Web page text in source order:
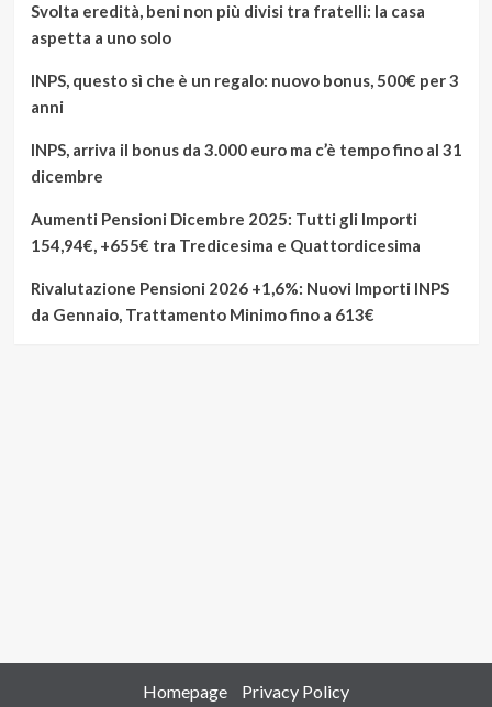
Svolta eredità, beni non più divisi tra fratelli: la casa
aspetta a uno solo
INPS, questo sì che è un regalo: nuovo bonus, 500€ per 3
anni
INPS, arriva il bonus da 3.000 euro ma c’è tempo fino al 31
dicembre
Aumenti Pensioni Dicembre 2025: Tutti gli Importi
154,94€, +655€ tra Tredicesima e Quattordicesima
Rivalutazione Pensioni 2026 +1,6%: Nuovi Importi INPS
da Gennaio, Trattamento Minimo fino a 613€
Homepage Privacy Policy